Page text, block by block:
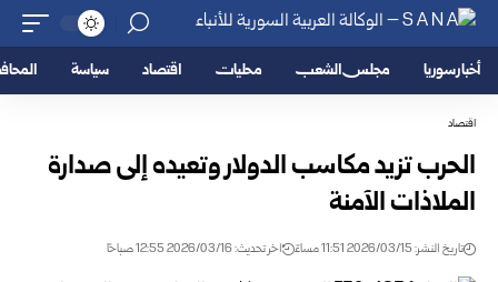
أخبار سوريا مجلس الشعب محليات اقتصاد سياسة
اقتصاد
الحرب تزيد مكاسب الدولار وتعيده إلى صدارة
الملاذات الآمنة
تاريخ النشر: 2026/03/15 11:51 مساءً اخر تحديث: 2026/03/16 12:55 صباحًا